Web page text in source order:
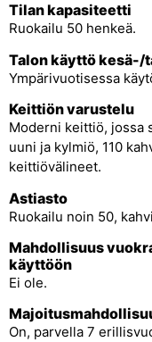
Tilan kapasiteetti
Ruokailu 50 henkeä.
Talon käyttö kesä-/
Ympärivuotisessa
Keittiön varustelu
Moderni keittiö, jossa
uuni ja kylmiö, 110
keittiövälineet.
Astiasto
Ruokailu noin 50,
Mahdollisuus
käyttöön
Ei ole.
On, parvella 7